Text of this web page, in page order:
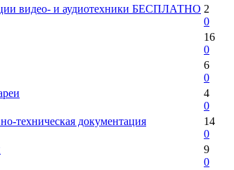
видео- и аудиотехники БЕСПЛАТНО 2
0
16
0
6
0
4
0
документация
14
0
9
0